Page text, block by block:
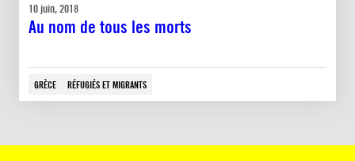
10 juin, 2018
Au nom de tous les morts
GRÈCE RÉFUGIÉS ET MIGRANTS